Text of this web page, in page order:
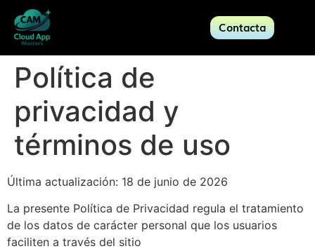
Contacta
Política de
privacidad y
términos de uso
Última actualización: 18 de junio de 2026
La presente Política de Privacidad regula el tratamiento
de los datos de carácter personal que los usuarios
faciliten a través del sitio